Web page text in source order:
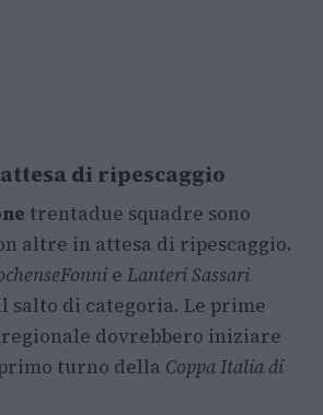
di ripescaggio
trentadue squadre sono
altre in attesa di ripescaggio.
Fonni e Lanteri Sassari
salto di categoria. Le prime
dovrebbero iniziare
turno della Coppa Italia di